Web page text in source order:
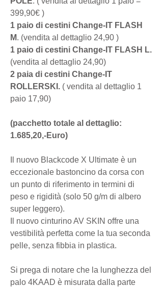
399,90€ )
1 paio di cestini Change-IT FLASH
M. (vendita al dettaglio 24,90 )
1 paio di cestini Change-IT FLASH L.
(vendita al dettaglio 24,90)
2 paia di cestini Change-IT
ROLLERSKI. ( vendita al dettaglio 1
paio 17,90)
(pacchetto totale al dettaglio:
1.685,20,-Euro)
Il nuovo Blackcode X Ultimate è un
eccezionale bastoncino da corsa con
un punto di riferimento in termini di
peso e rigidità (solo 50 g/m di albero
super leggero).
Il nuovo cinturino AV SKIN offre una
vestibilità perfetta come la tua seconda
pelle, senza fibbia in plastica.
Si prega di notare che la lunghezza del
palo 4KAAD è misurata dalla parte